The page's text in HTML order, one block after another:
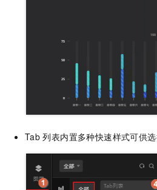
Tab 列表内置多种快速样式可供选